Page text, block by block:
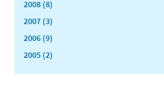
2008 (8)
2007 (3)
2006 (9)
2005 (2)